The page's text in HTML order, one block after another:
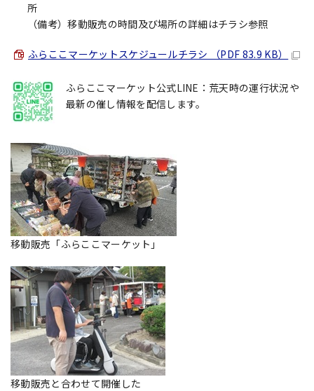
所
（備考）移動販売の時間及び場所の詳細はチラシ参照
ふらここマーケットスケジュールチラシ （PDF 83.9 KB）
ふらここマーケット公式LINE：荒天時の運行状況や
最新の催し情報を配信します。
移動販売「ふらここマーケット」
移動販売と合わせて開催した